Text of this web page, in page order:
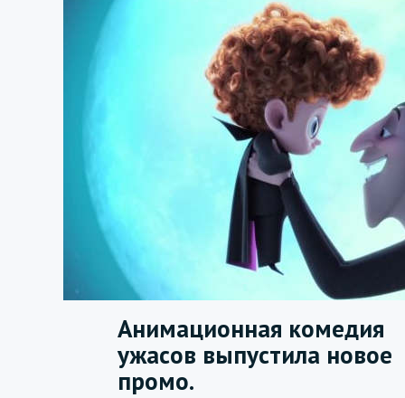
Анимационная комедия
ужасов выпустила новое
промо.